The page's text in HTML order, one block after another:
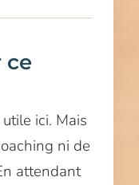
ce
ici. Mais
ni de
attendant